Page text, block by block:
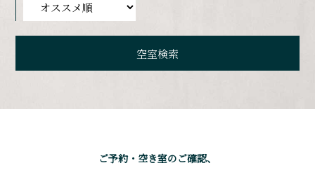
ご予約・空き室のご確認、